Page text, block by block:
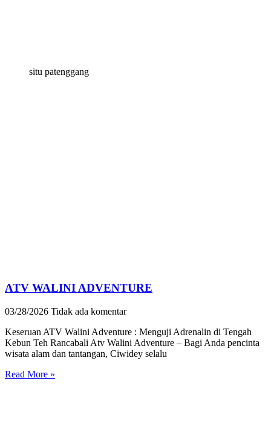
situ patenggang
ATV WALINI ADVENTURE
03/28/2026 Tidak ada komentar
Keseruan ATV Walini Adventure : Menguji Adrenalin di Tengah
Kebun Teh Rancabali Atv Walini Adventure – Bagi Anda pencinta
wisata alam dan tantangan, Ciwidey selalu
Read More »